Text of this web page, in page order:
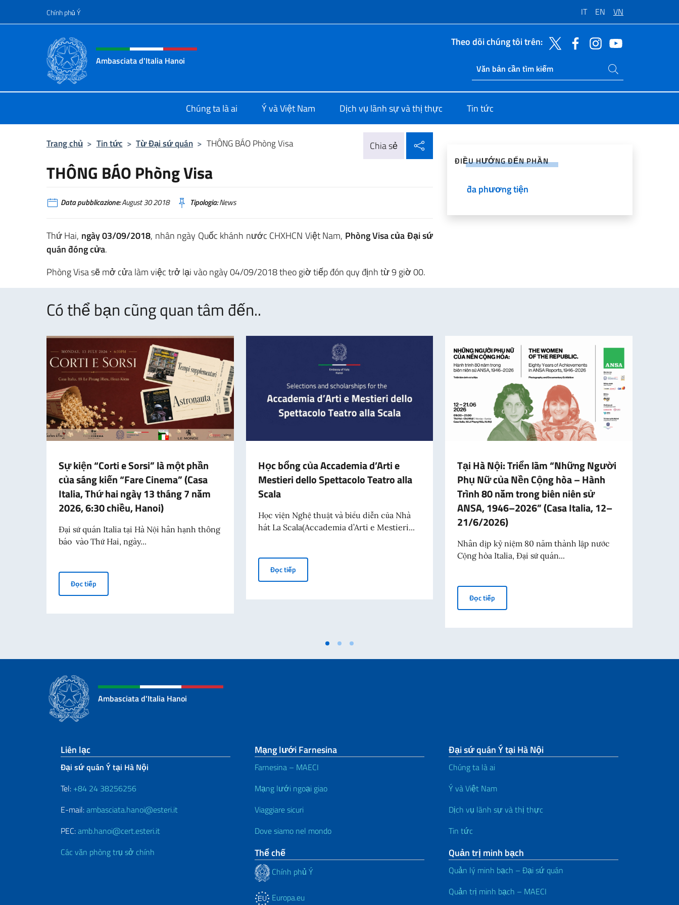
Chuyến đến nội dung
Chính phủ Ý IT EN VN
Header, social and menu of site
Ambasciata d'Italia Hanoi
Theo dõi chúng tôi trên:
Ricerca sito live
Tìm kiếm trang web
Chúng ta là ai Ý và Việt Nam Dịch vụ lãnh sự và thị thực Tin tức
Trang chủ > Tin tức > Từ Đại sứ quán > THÔNG BÁO Phòng Visa Chia sẻ
THÔNG BÁO Phòng Visa
Data pubblicazione:August 30 2018 Tipologia:News
Thứ Hai, ngày 03/09/2018, nhân ngày Quốc khánh nước CHXHCN Việt Nam, Phòng Visa của Đại sứ
quán đóng cửa.
Phòng Visa sẽ mở cửa làm việc trở lại vào ngày 04/09/2018 theo giờ tiếp đón quy định từ 9 giờ 00.
ĐIỀU HƯỚNG ĐẾN PHẦN
đa phương tiện
Có thể bạn cũng quan tâm đến..
Sự kiện “Corti e Sorsi” là một phần
của sáng kiến “Fare Cinema” (Casa
Italia, Thứ hai ngày 13 tháng 7 năm
2026, 6:30 chiều, Hanoi)
Đại sứ quán Italia tại Hà Nội hân hạnh thông
báo vào Thứ Hai, ngày...
Đọc tiếp Sự kiện “Corti e Sorsi” là một phần của sáng kiến “Fare Cinema” (Casa Italia, Thứ hai ngày 13 tháng 7 năm 2026, 6:30 chiều, Hanoi)
Học bổng của Accademia d’Arti e
Mestieri dello Spettacolo Teatro alla
Scala
Học viện Nghệ thuật và biểu diễn của Nhà
hát La Scala(Accademia d’Arti e Mestieri...
Đọc tiếpHọc bổng của Accademia d’Arti e Mestieri dello Spettacolo Teatro alla Scala
Tại Hà Nội: Triển lãm “Những Người
Phụ Nữ của Nền Cộng hòa – Hành
Trình 80 năm trong biên niên sử
ANSA, 1946–2026” (Casa Italia, 12–
21/6/2026)
Nhân dịp kỷ niệm 80 năm thành lập nước
Cộng hòa Italia, Đại sứ quán...
Đọc tiếp
Ambasciata d'Italia Hanoi
Sezione footer
Liên lạc
Đại sứ quán Ý tại Hà Nội
Tel: +84 24 38256256
E-mail:ambasciata.hanoi@esteri.it
PEC:amb.hanoi@cert.esteri.it
Các văn phòng trụ sở chính
Mạng lưới Farnesina
Farnesina – MAECI
Mạng lưới ngoại giao
Viaggiare sicuri
Dove siamo nel mondo
Thể chế
Chính phủ Ý
Europa.eu
Đại sứ quán Ý tại Hà Nội
Chúng ta là ai
Ý và Việt Nam
Dịch vụ lãnh sự và thị thực
Tin tức
Quản trị minh bạch
Quản lý minh bạch – Đại sứ quán
Quản trị minh bạch – MAECI